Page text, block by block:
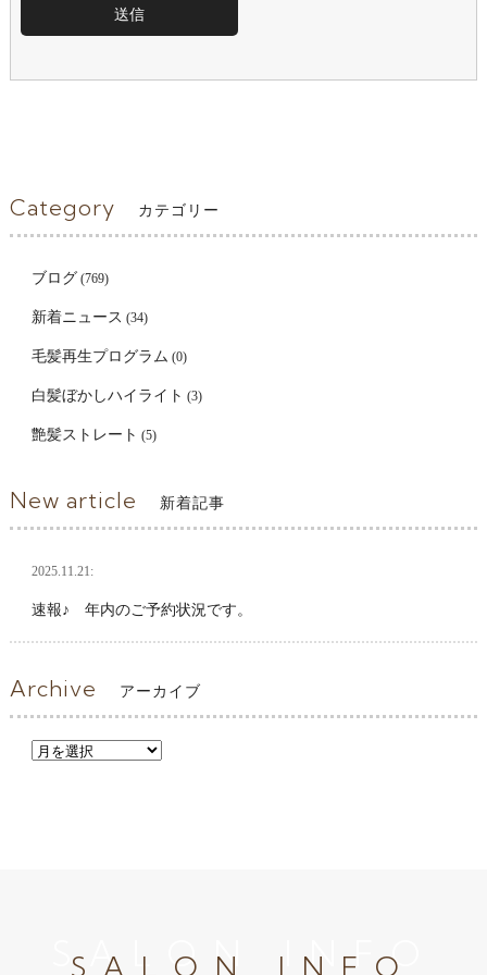
Category カテゴリー
ブログ (769)
新着ニュース (34)
毛髪再生プログラム (0)
白髪ぼかしハイライト (3)
艶髪ストレート (5)
New article 新着記事
2025.11.21:
速報♪ 年内のご予約状況です。
Archive アーカイブ
SALON INFO
SALON INFO